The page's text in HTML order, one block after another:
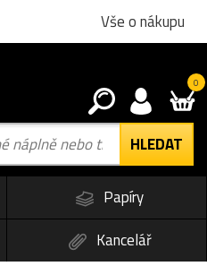
Vše o nákupu
0
Papíry
Kancelář